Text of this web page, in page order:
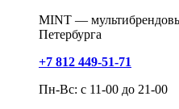
MINT —
Петербурга
+7 812 449-51-71
Пн-Вс: с 11-00 до 21-00